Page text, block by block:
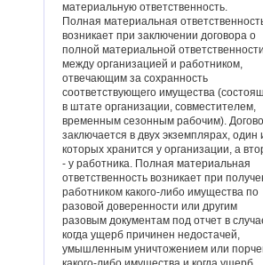
материальную ответственность.
Полная материальная
возникает при заключении договора о
полной материальной
между организацией и работником,
отвечающим за сохранность
соответствующего имущества
в штате организации, совместителем,
временным сезонным рабочим).
заключается в двух экземплярах, один
которых хранится у организации, а
- у работника. Полная материальная
ответственность возникает при
работником какого-либо имущества по
разовой доверенности или другим
разовым документам под отчет в
когда ущерб причинен недостачей,
умышленным уничтожением или